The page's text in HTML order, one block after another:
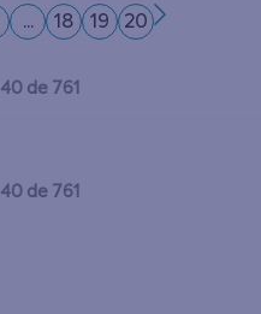
... 18 19 20
40 de 761
40 de 761